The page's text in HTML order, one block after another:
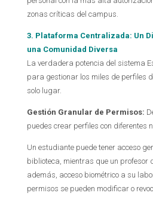
zonas críticas del campus.
3. Plataforma Centralizada: Un
una Comunidad Diversa
La verdadera potencia del sistema
para gestionar los miles de perfiles
solo lugar.
Gestión Granular de Permisos:
puedes crear perfiles con diferentes
Un estudiante puede tener acceso
biblioteca, mientras que un profesor
además, acceso biométrico a su
permisos se pueden modificar o